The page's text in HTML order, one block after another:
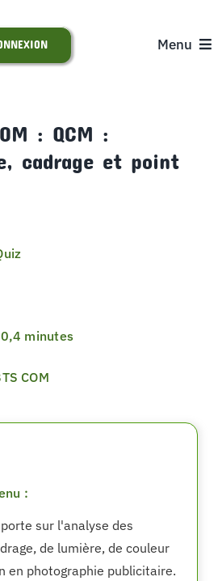
Menu
: QCM :
cadrage et point
minutes
COM
:
sur l'analyse des
de lumière, de couleur
en photographie publicitaire.